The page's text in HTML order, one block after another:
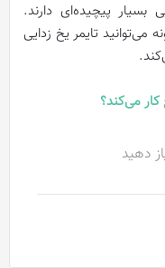
پیچیده‌ای دارند.
می‌توانید تایمر یخ زدایی
می‌کند؟
دهید